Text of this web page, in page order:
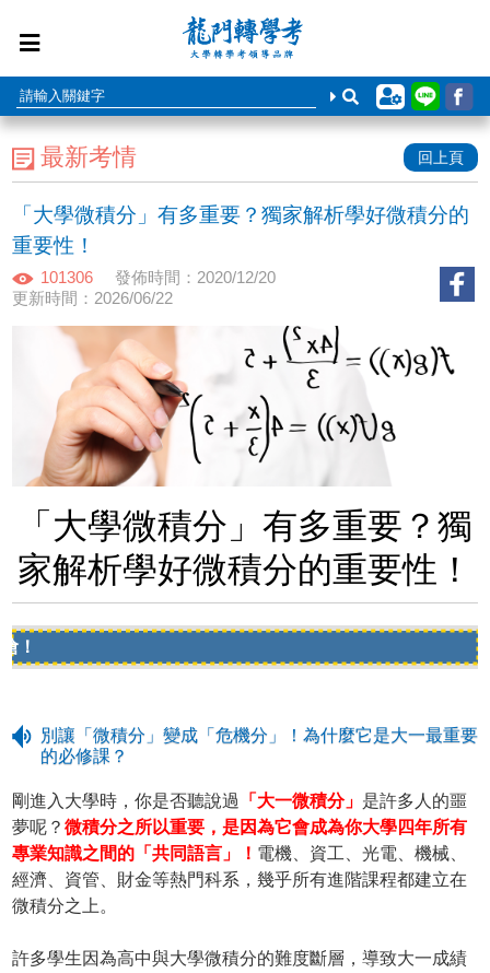
最新考情 回上頁
「大學微積分」有多重要？獨家解析學好微積分的
重要性！
101306
發佈時間：2020/12/20
更新時間：2026/06/22
「大學微積分」有多重要？獨
家解析學好微積分的重要性！
▶
別讓「微積分」變成「危機分」！為什麼它是大一最重要
的必修課？
剛進入大學時，你是否聽說過 「大一微積分」 是許多人的噩
夢呢？微積分之所以重要，是因為它會成為你大學四年所有
專業知識之間的「共同語言」！ 電機、資工、光電、機械、
經濟、資管、財金等熱門科系，幾乎所有進階課程都建立在
微積分之上。
許多學生因為高中與大學微積分的難度斷層，導致大一成績